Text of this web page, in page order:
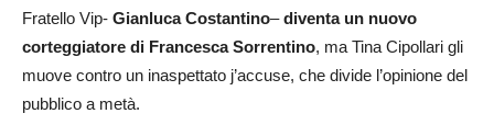
Fratello Vip- Gianluca Costantino–diventa un nuovo
corteggiatore di Francesca Sorrentino, ma Tina Cipollari gli
muove contro un inaspettato j’accuse, che divide l’opinione del
pubblico a metà.